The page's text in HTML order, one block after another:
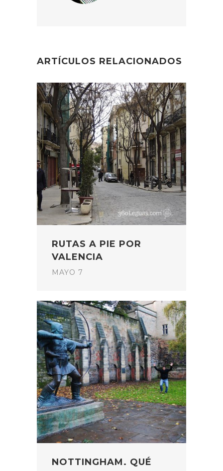
ARTÍCULOS RELACIONADOS
RUTAS A PIE POR
VALENCIA
MAYO 7
NOTTINGHAM. QUÉ